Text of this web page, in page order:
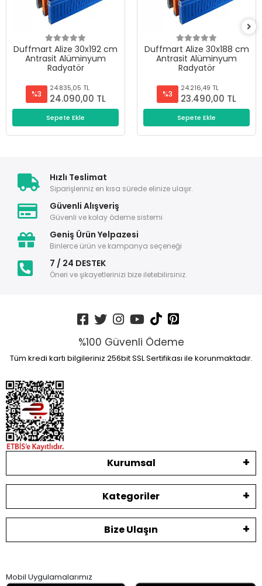
Duffmart Alize 30x192 cm
Antrasit Alüminyum
Radyatör
%3
24.835,05 TL
24.090,00 TL
Sepete Ekle
Duffmart Alize 30x188 cm
Antrasit Alüminyum
Radyatör
%3
24.216,49 TL
23.490,00 TL
Sepete Ekle
Hızlı Teslimat
Siparişleriniz en kısa sürede elinize ulaşır.
Güvenli Alışveriş
Güvenli ve kolay ödeme sistemi
Geniş Ürün Yelpazesi
Binlerce ürün ve kampanya seçeneği
7 / 24 DESTEK
Öneri ve şikayetlerinizi bize iletebilirsiniz.
%100 Güvenli Ödeme
Tüm kredi kartı bilgileriniz 256bit SSL Sertifikası ile korunmaktadır.
Kurumsal
Kategoriler
Bize Ulaşın
Mobil Uygulamalarımız